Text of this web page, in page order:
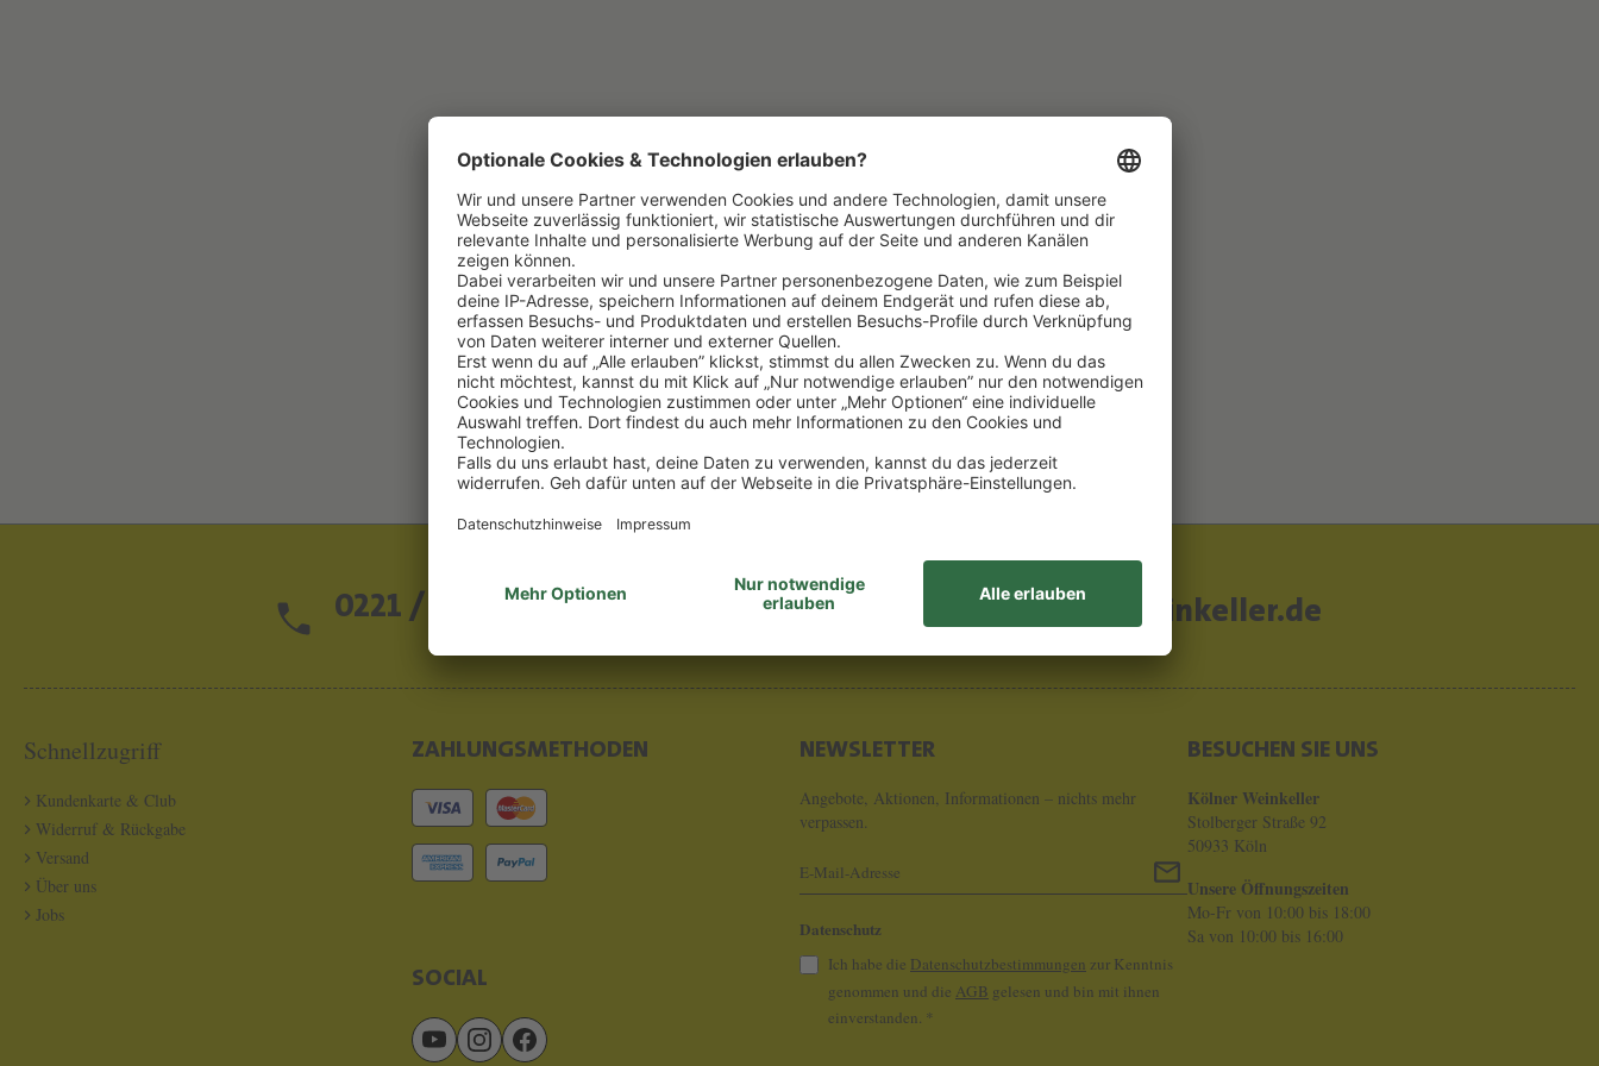
0221 / 13 97 28 - 0 info@koelner-weinkeller.de
Schnellzugriff
Kundenkarte & Club
Widerruf & Rückgabe
Versand
Über uns
Jobs
ZAHLUNGSMETHODEN
SOCIAL
NEWSLETTER
Angebote, Aktionen, Informationen – nichts mehr
verpassen.
Datenschutz
Ich habe die Datenschutzbestimmungen zur Kenntnis
genommen und die AGB gelesen und bin mit ihnen
einverstanden. *
BESUCHEN SIE UNS
Kölner Weinkeller
Stolberger Straße 92
50933 Köln
Unsere Öffnungszeiten
Mo-Fr von 10:00 bis 18:00
Sa von 10:00 bis 16:00